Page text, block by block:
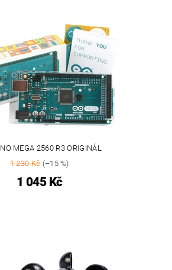
MEGA 2560 R3 ORIGINÁL
1 230 Kč(–15 %)
1 045 Kč